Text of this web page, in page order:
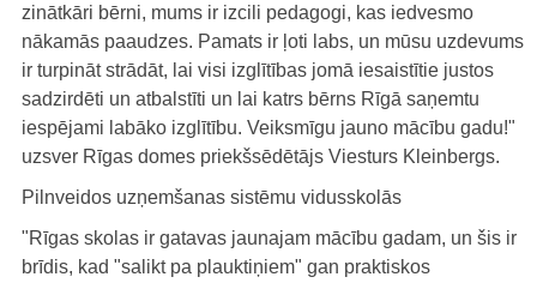
zinātkāri bērni, mums ir izcili pedagogi, kas iedvesmo
nākamās paaudzes. Pamats ir ļoti labs, un mūsu uzdevums
ir turpināt strādāt, lai visi izglītības jomā iesaistītie justos
sadzirdēti un atbalstīti un lai katrs bērns Rīgā saņemtu
iespējami labāko izglītību. Veiksmīgu jauno mācību gadu!"
uzsver Rīgas domes priekšsēdētājs Viesturs Kleinbergs.
Pilnveidos uzņemšanas sistēmu vidusskolās
"Rīgas skolas ir gatavas jaunajam mācību gadam, un šis ir
brīdis, kad "salikt pa plauktiņiem" gan praktiskos